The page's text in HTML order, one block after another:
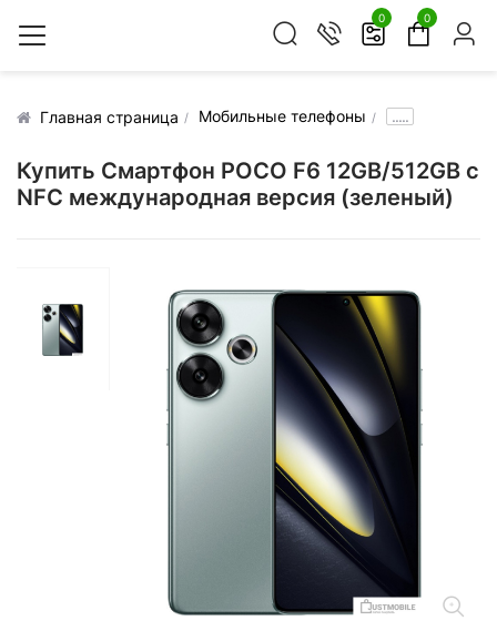
0 0
Главная страница Мобильные телефоны .....
Купить Смартфон POCO F6 12GB/512GB с
NFC международная версия (зеленый)